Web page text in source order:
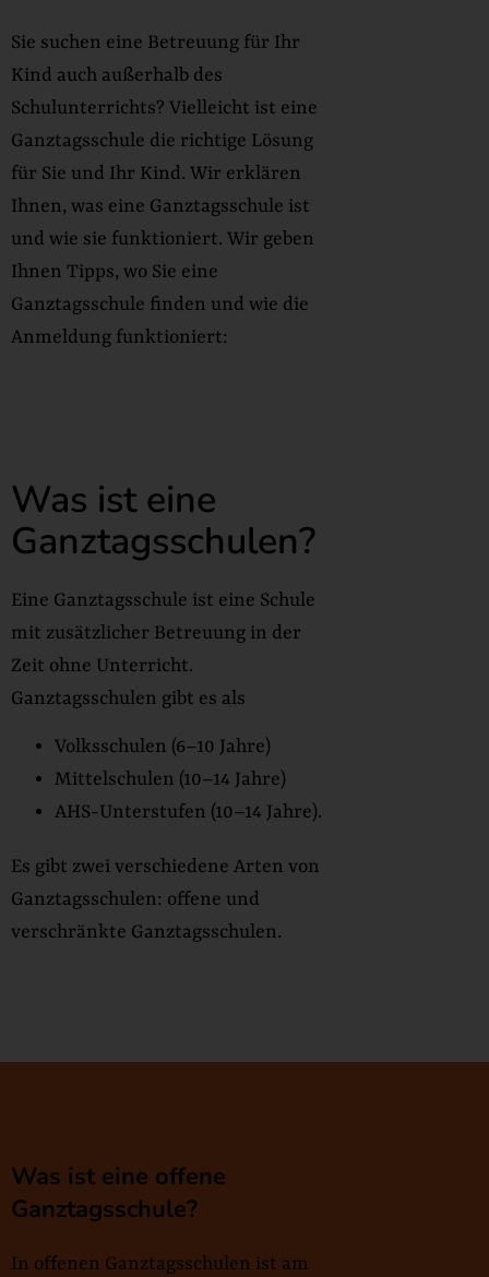
Sie suchen eine Betreuung für Ihr
Kind auch außerhalb des
Schulunterrichts? Vielleicht ist eine
Ganztagsschule die richtige Lösung
für Sie und Ihr Kind. Wir erklären
Ihnen, was eine Ganztagsschule ist
und wie sie funktioniert. Wir geben
Ihnen Tipps, wo Sie eine
Ganztagsschule finden und wie die
Anmeldung funktioniert:
Was ist eine
Ganztagsschulen?
Eine Ganztagsschule ist eine Schule
mit zusätzlicher Betreuung in der
Zeit ohne Unterricht.
Ganztagsschulen gibt es als
Volksschulen (6–10 Jahre)
Mittelschulen (10–14 Jahre)
AHS-Unterstufen (10–14 Jahre).
Es gibt zwei verschiedene Arten von
Ganztagsschulen: offene und
verschränkte Ganztagsschulen.
Was ist eine offene
Ganztagsschule?
In offenen Ganztagsschulen ist am